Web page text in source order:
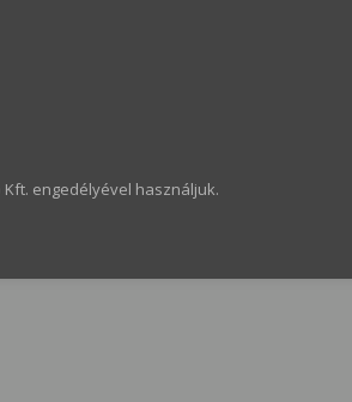
engedélyével használjuk.